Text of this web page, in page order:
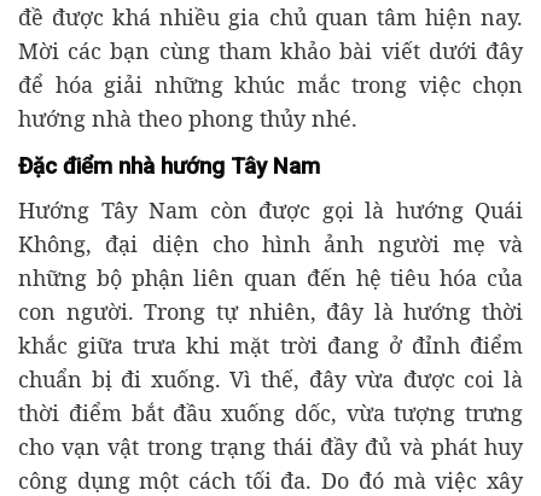
đề được khá nhiều gia chủ quan tâm hiện nay.
Mời các bạn cùng tham khảo bài viết dưới đây
để hóa giải những khúc mắc trong việc chọn
hướng nhà theo phong thủy nhé.
Đặc điểm nhà hướng Tây Nam
Hướng Tây Nam còn được gọi là hướng Quái
Không, đại diện cho hình ảnh người mẹ và
những bộ phận liên quan đến hệ tiêu hóa của
con người. Trong tự nhiên, đây là hướng thời
khắc giữa trưa khi mặt trời đang ở đỉnh điểm
chuẩn bị đi xuống. Vì thế, đây vừa được coi là
thời điểm bắt đầu xuống dốc, vừa tượng trưng
cho vạn vật trong trạng thái đầy đủ và phát huy
công dụng một cách tối đa. Do đó mà việc xây